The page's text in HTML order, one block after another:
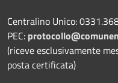
Centralino Unico:
PEC:
(riceve esclusivamente
posta certificata)